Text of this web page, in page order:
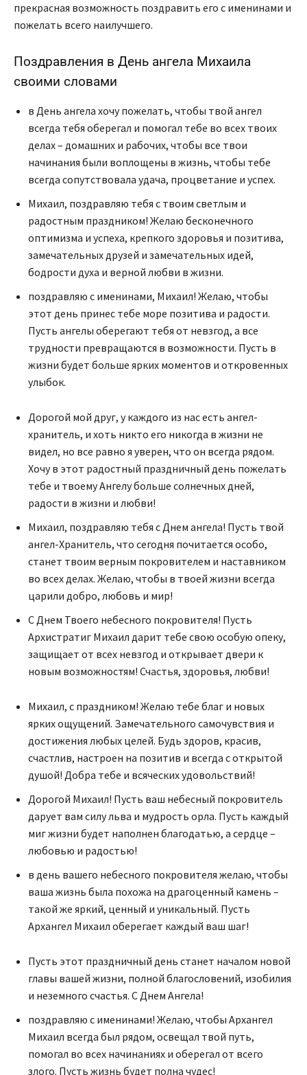
прекрасная возможность поздравить его с именинами и
пожелать всего наилучшего.
Поздравления в День ангела Михаила
своими словами
в День ангела хочу пожелать, чтобы твой ангел
всегда тебя оберегал и помогал тебе во всех твоих
делах – домашних и рабочих, чтобы все твои
начинания были воплощены в жизнь, чтобы тебе
всегда сопутствовала удача, процветание и успех.
Михаил, поздравляю тебя с твоим светлым и
радостным праздником! Желаю бесконечного
оптимизма и успеха, крепкого здоровья и позитива,
замечательных друзей и замечательных идей,
бодрости духа и верной любви в жизни.
поздравляю с именинами, Михаил! Желаю, чтобы
этот день принес тебе море позитива и радости.
Пусть ангелы оберегают тебя от невзгод, а все
трудности превращаются в возможности. Пусть в
жизни будет больше ярких моментов и откровенных
улыбок.
Дорогой мой друг, у каждого из нас есть ангел-
хранитель, и хоть никто его никогда в жизни не
видел, но все равно я уверен, что он всегда рядом.
Хочу в этот радостный праздничный день пожелать
тебе и твоему Ангелу больше солнечных дней,
радости в жизни и любви!
Михаил, поздравляю тебя с Днем ангела! Пусть твой
ангел-Хранитель, что сегодня почитается особо,
станет твоим верным покровителем и наставником
во всех делах. Желаю, чтобы в твоей жизни всегда
царили добро, любовь и мир!
С Днем Твоего небесного покровителя! Пусть
Архистратиг Михаил дарит тебе свою особую опеку,
защищает от всех невзгод и открывает двери к
новым возможностям! Счастья, здоровья, любви!
Михаил, с праздником! Желаю тебе благ и новых
ярких ощущений. Замечательного самочувствия и
достижения любых целей. Будь здоров, красив,
счастлив, настроен на позитив и всегда с открытой
душой! Добра тебе и всяческих удовольствий!
Дорогой Михаил! Пусть ваш небесный покровитель
дарует вам силу льва и мудрость орла. Пусть каждый
миг жизни будет наполнен благодатью, а сердце –
любовью и радостью!
в день вашего небесного покровителя желаю, чтобы
ваша жизнь была похожа на драгоценный камень –
такой же яркий, ценный и уникальный. Пусть
Архангел Михаил оберегает каждый ваш шаг!
Пусть этот праздничный день станет началом новой
главы вашей жизни, полной благословений, изобилия
и неземного счастья. С Днем Ангела!
поздравляю с именинами! Желаю, чтобы Архангел
Михаил всегда был рядом, освещал твой путь,
помогал во всех начинаниях и оберегал от всего
злого. Пусть жизнь будет полна чудес!